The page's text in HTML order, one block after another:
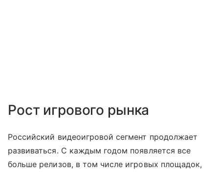
Рост игрового рынка
Российский видеоигровой сегмент продолжает
развиваться. С каждым годом появляется все
больше релизов, в том числе игровых площадок,